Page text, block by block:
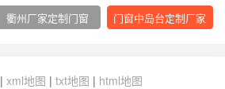
衢州厂家定制门窗 门窗中岛台定制厂家
| xml地图 | txt地图 | html地图